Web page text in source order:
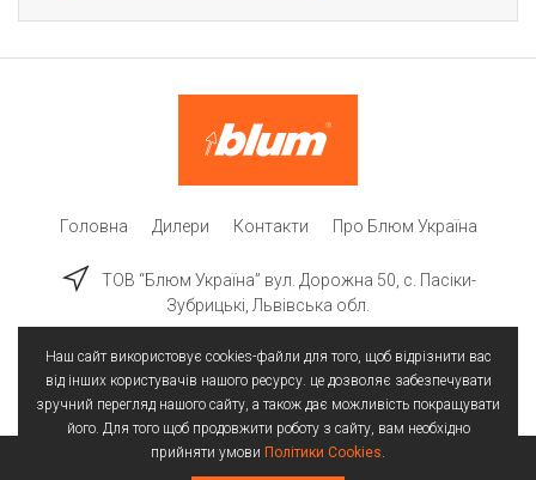
Головна Дилери Контакти Про Блюм Україна
ТОВ “Блюм Україна” вул. Дорожна 50, c. Пасіки-
Зубрицькі, Львівська обл.
Наш сайт використовує cookies-файли для того, щоб відрізнити вас
від інших користувачів нашого ресурсу. це дозволяє забезпечувати
зручний перегляд нашого сайту, а також дає можливість покращувати
його. Для того щоб продовжити роботу з сайту, вам необхідно
прийняти умови Політики Cookies.